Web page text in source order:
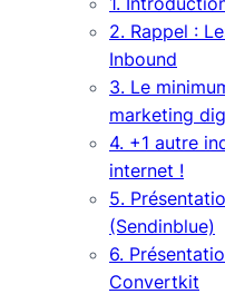
2. Rappel :
Inbound
3. Le
marketing
4. +1 autre
internet !
5.
(Sendinblue)
6.
Convertkit